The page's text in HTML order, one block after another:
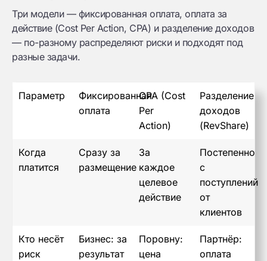
Три модели — фиксированная оплата, оплата за
действие (Cost Per Action, CPA) и разделение доходов
— по-разному распределяют риски и подходят под
разные задачи.
Параметр
Фиксированная
оплата
CPA (Cost
Per
Action)
Разделение
доходов
(RevShare)
Когда
платится
Сразу за
размещение
За
каждое
целевое
действие
Постепенно
с
поступлений
от
клиентов
Кто несёт
риск
Бизнес: за
результат
Поровну:
цена
Партнёр:
оплата